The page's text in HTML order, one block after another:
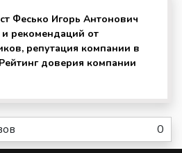
Фесько Игорь Антонович
рекомендаций от
репутация компании в
доверия компании
0